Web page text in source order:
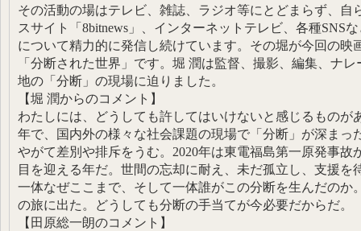
その活動の場はテレビ、雑誌、ラジオ等にとどまらず、自
スサイト「8bitnews」、インターネットテレビ、各種SNS
について精力的に発信し続けています。その堀が今回の映
「分断された世界」です。堀 潤は監督、撮影、編集、ナ
地の「分断」の現場に迫りました。
【堀 潤からのコメント】
わたしには、どうしても許してはいけないと感じるものが
年で、国内外の様々な社会課題の現場で「分断」が深まっ
やがて差別や排斥をうむ。2020年は東電福島第一原発事故
目を迎える年だ。世間の忘却に耐え、未だ孤立し、支援を
一体なぜここまで、そして一体誰がこの分断を生んだのか
の旅に出た。どうしても分断の手当てが今必要だからだ。
【田原総一朗のコメント】